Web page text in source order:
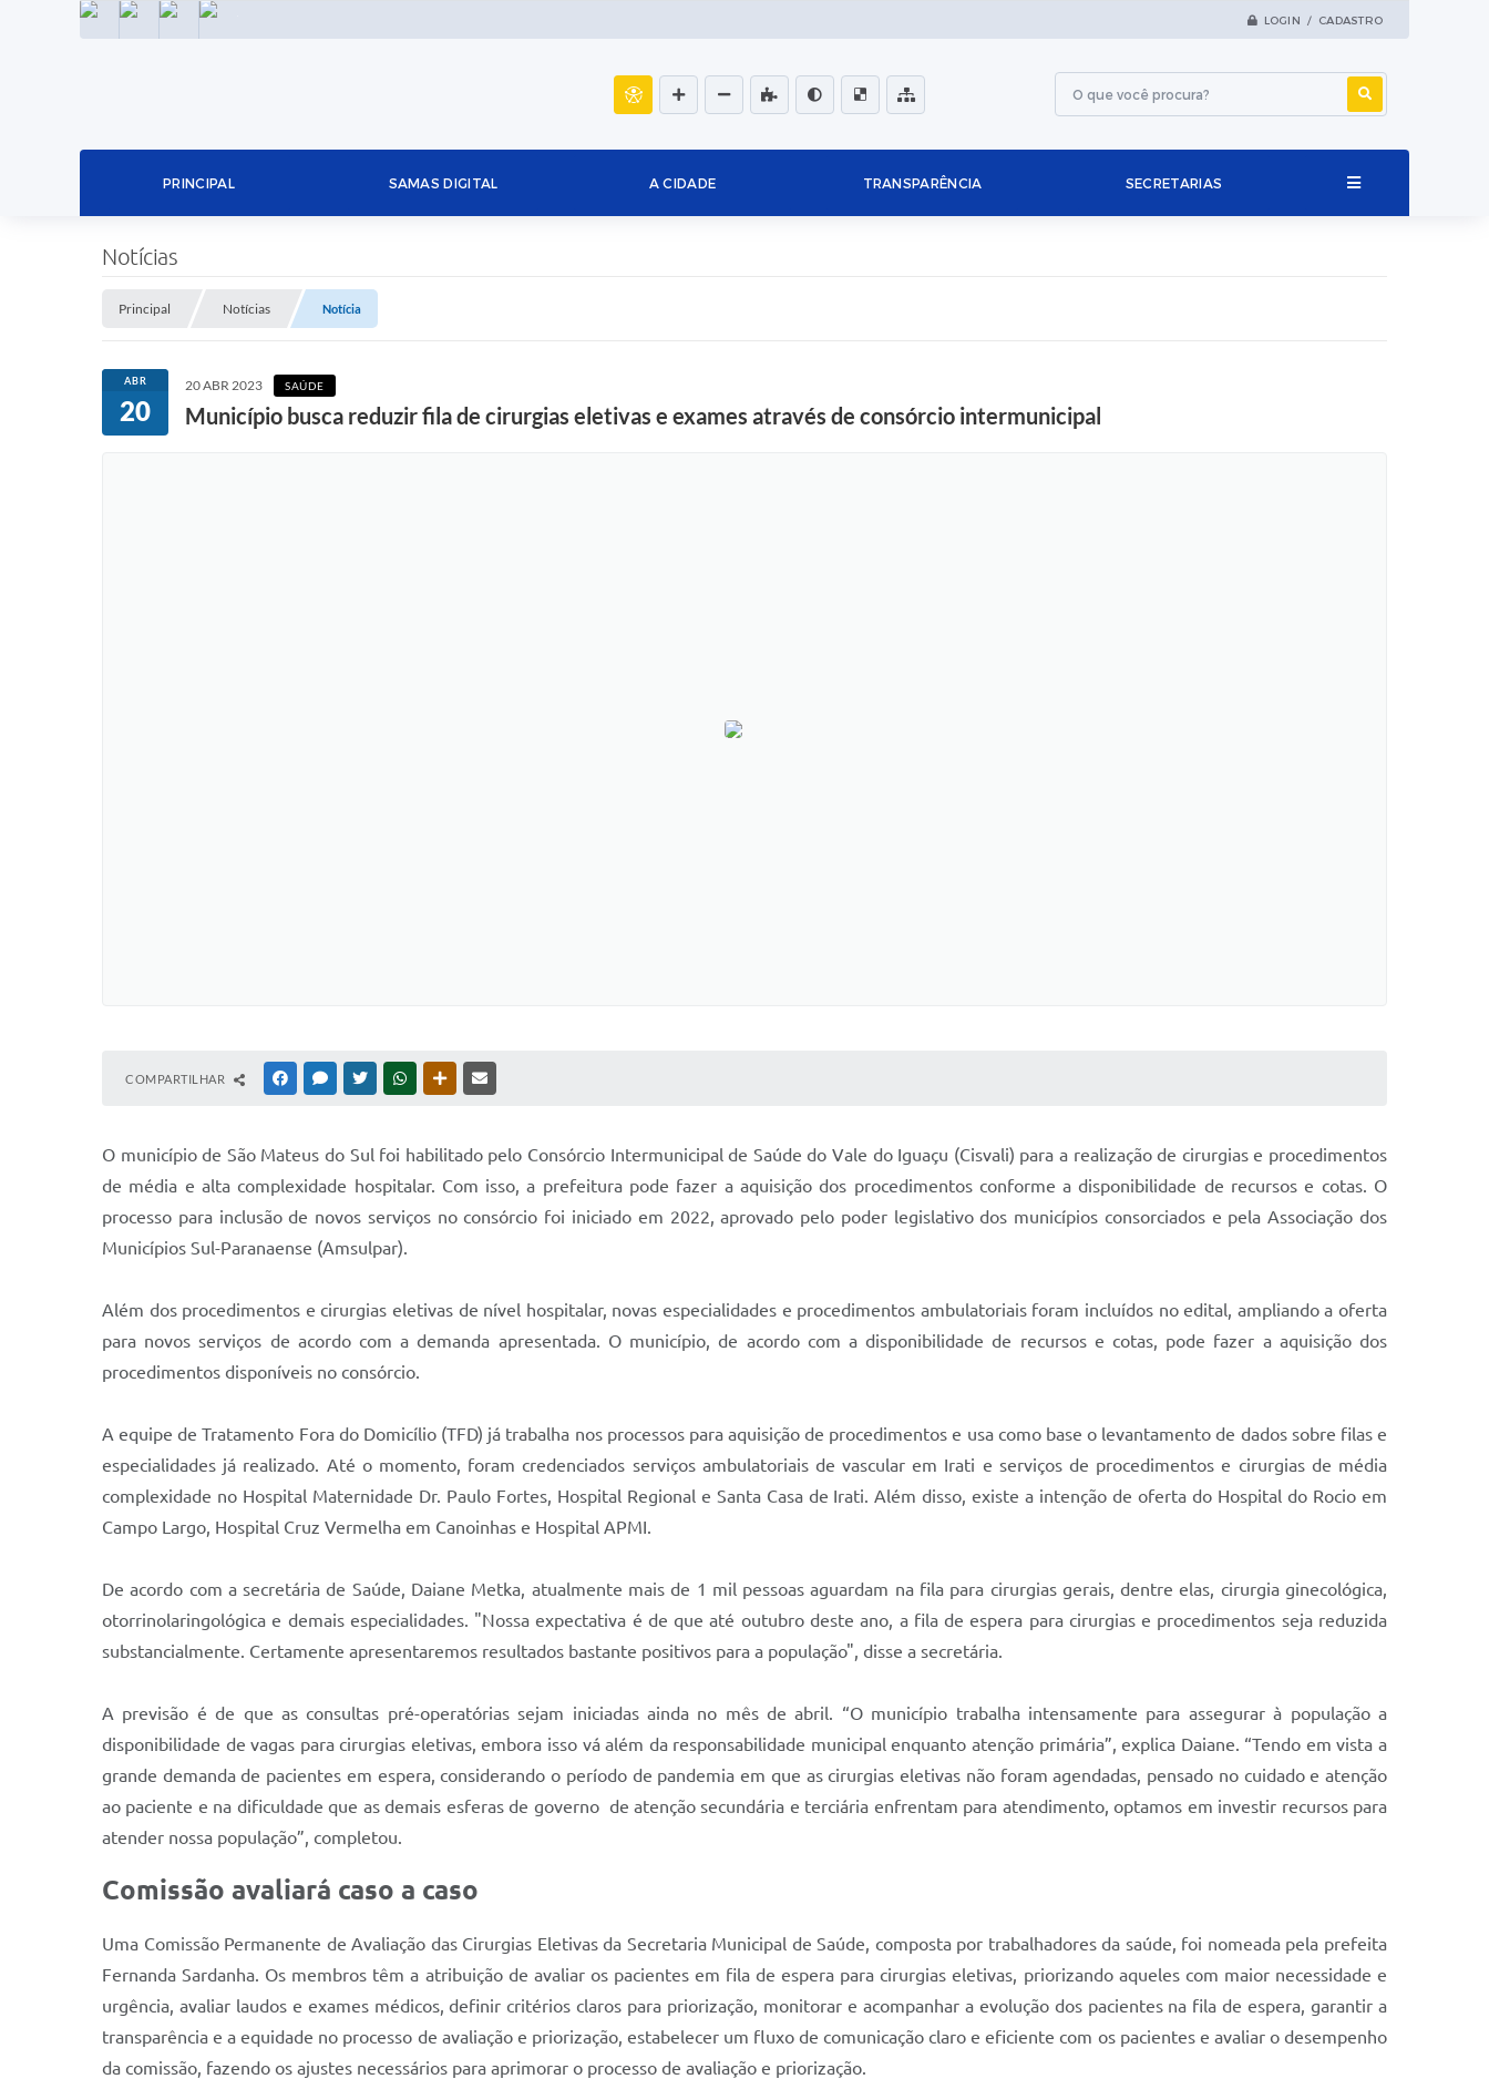
LOGIN / CADASTRO
INSTAGRAMFACEBOOKLINKEDIN
PRINCIPAL SAMAS DIGITAL A CIDADE TRANSPARÊNCIA SECRETARIAS
Notícias
Principal Notícias Notícia
ABR
20
20 ABR 2023 SAÚDE
Município busca reduzir fila de cirurgias eletivas e exames através de consórcio intermunicipal
COMPARTILHAR FACEBOOKMESSENGER
TWITTERWHATSAPPOUTRAS MÍDIAS
O município de São Mateus do Sul foi habilitado pelo Consórcio Intermunicipal de Saúde do Vale do Iguaçu (Cisvali) para a realização de cirurgias e procedimentos
de média e alta complexidade hospitalar. Com isso, a prefeitura pode fazer a aquisição dos procedimentos conforme a disponibilidade de recursos e cotas. O
processo para inclusão de novos serviços no consórcio foi iniciado em 2022, aprovado pelo poder legislativo dos municípios consorciados e pela Associação dos
Municípios Sul-Paranaense (Amsulpar).
Além dos procedimentos e cirurgias eletivas de nível hospitalar, novas especialidades e procedimentos ambulatoriais foram incluídos no edital, ampliando a oferta
para novos serviços de acordo com a demanda apresentada. O município, de acordo com a disponibilidade de recursos e cotas, pode fazer a aquisição dos
procedimentos disponíveis no consórcio.
A equipe de Tratamento Fora do Domicílio (TFD) já trabalha nos processos para aquisição de procedimentos e usa como base o levantamento de dados sobre filas e
especialidades já realizado. Até o momento, foram credenciados serviços ambulatoriais de vascular em Irati e serviços de procedimentos e cirurgias de média
complexidade no Hospital Maternidade Dr. Paulo Fortes, Hospital Regional e Santa Casa de Irati. Além disso, existe a intenção de oferta do Hospital do Rocio em
Campo Largo, Hospital Cruz Vermelha em Canoinhas e Hospital APMI.
De acordo com a secretária de Saúde, Daiane Metka, atualmente mais de 1 mil pessoas aguardam na fila para cirurgias gerais, dentre elas, cirurgia ginecológica,
otorrinolaringológica e demais especialidades. "Nossa expectativa é de que até outubro deste ano, a fila de espera para cirurgias e procedimentos seja reduzida
substancialmente. Certamente apresentaremos resultados bastante positivos para a população", disse a secretária.
A previsão é de que as consultas pré-operatórias sejam iniciadas ainda no mês de abril. “O município trabalha intensamente para assegurar à população a
disponibilidade de vagas para cirurgias eletivas, embora isso vá além da responsabilidade municipal enquanto atenção primária”, explica Daiane. “Tendo em vista a
grande demanda de pacientes em espera, considerando o período de pandemia em que as cirurgias eletivas não foram agendadas, pensado no cuidado e atenção
ao paciente e na dificuldade que as demais esferas de governo de atenção secundária e terciária enfrentam para atendimento, optamos em investir recursos para
atender nossa população”, completou.
Comissão avaliará caso a caso
Uma Comissão Permanente de Avaliação das Cirurgias Eletivas da Secretaria Municipal de Saúde, composta por trabalhadores da saúde, foi nomeada pela prefeita
Fernanda Sardanha. Os membros têm a atribuição de avaliar os pacientes em fila de espera para cirurgias eletivas, priorizando aqueles com maior necessidade e
urgência, avaliar laudos e exames médicos, definir critérios claros para priorização, monitorar e acompanhar a evolução dos pacientes na fila de espera, garantir a
transparência e a equidade no processo de avaliação e priorização, estabelecer um fluxo de comunicação claro e eficiente com os pacientes e avaliar o desempenho
da comissão, fazendo os ajustes necessários para aprimorar o processo de avaliação e priorização.